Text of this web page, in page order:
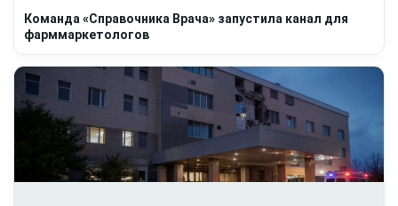
Команда «Справочника Врача» запустила канал для
фарммаркетологов